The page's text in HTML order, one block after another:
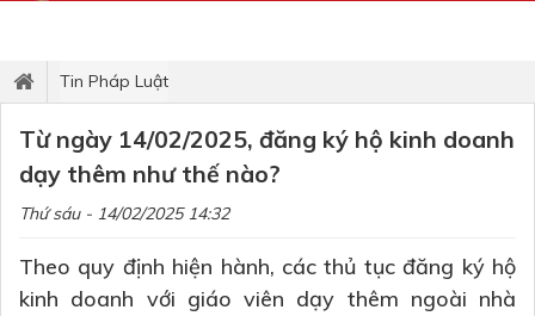
Tin Pháp Luật
Từ ngày 14/02/2025, đăng ký hộ kinh doanh
dạy thêm như thế nào?
Thứ sáu - 14/02/2025 14:32
Theo quy định hiện hành, các thủ tục đăng ký hộ
kinh doanh với giáo viên dạy thêm ngoài nhà